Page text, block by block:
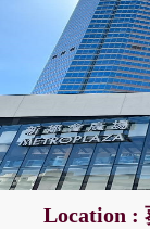
Location :